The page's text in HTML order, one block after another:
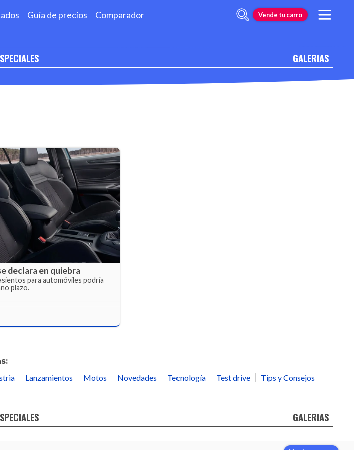
Guía de precios Comparador Vende tu carro
GALERIAS
declara en quiebra
para automóviles podría
plazo.
Lanzamientos Motos Novedades Tecnología Test drive
Tips y Consejos
GALERIAS